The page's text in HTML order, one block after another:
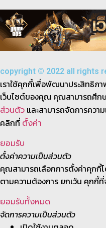
copyright © 2022 all rights
เราใช้คุกกี้เพื่อพัฒนาประสิทธิภ
เว็บไซต์ของคุณ คุณสามารถศึก
ส่วนตัว และสามารถจัดการควา
คลิกที่ ตั้งค่า
ยอมรับ
ตั้งค่าความเป็นส่วนตัว
คุณสามารถเลือกการตั้งค่าคุกกี้
ตามความต้องการ ยกเว้น คุกกี้ที่
ยอมรับทั้งหมด
จัดการความเป็นส่วนตัว